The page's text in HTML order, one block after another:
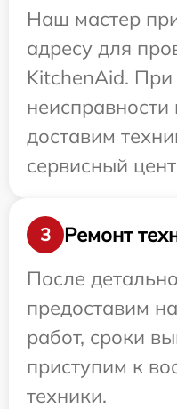
Наш мастер
адресу для
KitchenAid. При
доставим
сервисный
3
Ремонт
После
предоставим
работ, сроки
приступим к
техники.